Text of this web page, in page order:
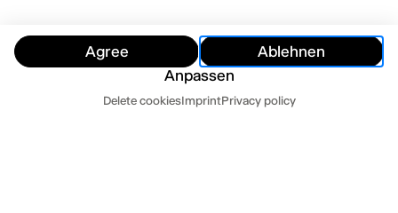
Agree
Ablehnen
Anpassen
Delete cookiesImprintPrivacy policy